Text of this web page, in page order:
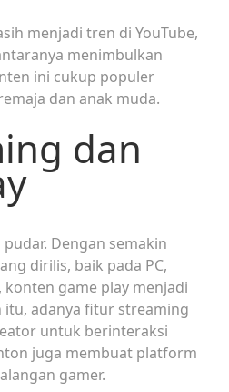
menjadi tren di YouTube,
menimbulkan
ini cukup populer
dan anak muda.
dan
Dengan semakin
dirilis, baik pada PC,
game play menjadi
itu, adanya fitur streaming
untuk berinteraksi
juga membuat platform
gamer.